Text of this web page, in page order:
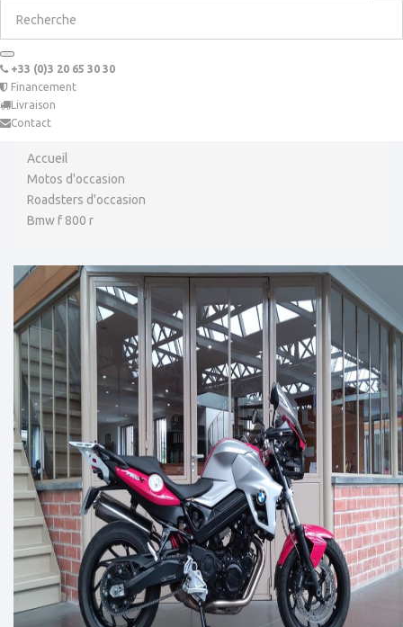
+33 (0)3 20 65 30 30
Financement
Livraison
Contact
Accueil
Motos d'occasion
Roadsters d'occasion
Bmw f 800 r